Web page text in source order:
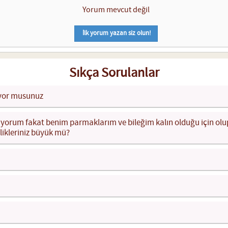
Yorum mevcut değil
İlk yorum yazan siz olun!
Sıkça Sorulanlar
musunuz
fakat benim parmaklarım ve bileğim kalın olduğu için
büyük mü?